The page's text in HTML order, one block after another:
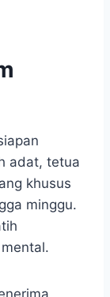
adat, tetua
khusus
minggu.